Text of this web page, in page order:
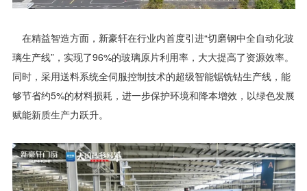
在精益智造方面，新豪轩在行业内首度引进“切磨钢中全自动化玻
璃生产线”，实现了96%的玻璃原片利用率，大大提高了资源效率。
同时，采用送料系统全伺服控制技术的超级智能锯铣钻生产线，能
够节省约5%的材料损耗，进一步保护环境和降本增效，以绿色发展
赋能新质生产力跃升。